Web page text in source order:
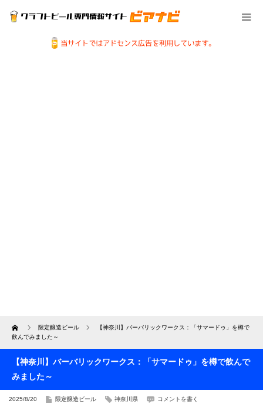
Home 限定醸造ビール
【神奈川】バーバリックワークス：「サマードゥ」を樽で
飲んでみました～
【神奈川】バーバリックワークス：「サマードゥ」を樽で飲んで
みました～
2025/8/20 限定醸造ビール 神奈川県 コメントを書く